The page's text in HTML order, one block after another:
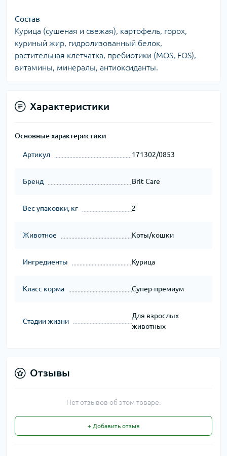
Состав
Курица (сушеная и свежая), картофель, горох,
куриный жир, гидролизованный белок,
растительная клетчатка, пребиотики (MOS, FOS),
витамины, минералы, антиоксиданты.
Характеристики
Основные характеристики
Артикул 171302/0853
Бренд Brit Care
Вес упаковки, кг 2
Животное Коты/кошки
Ингредиенты Курица
Класс корма Супер-премиум
Стадии жизни
Для взрослых
животных
Отзывы
Нет отзывов об этом товаре.
+ Добавить отзыв